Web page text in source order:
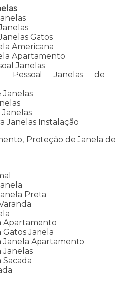
Gatos
Americana
Apartamento
Janelas
Pessoal Janelas de
Janelas
Janelas Instalação
Proteção de Janela de
Preta
Apartamento
Janela
Janela Apartamento
Janelas